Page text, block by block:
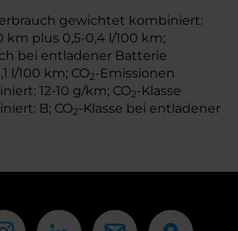
gewichtet kombiniert:
km plus 0,5-0,4 l/100 km;
bei entladener Batterie
l/100 km; CO2-Emissionen
12-10 g/km; CO2-Klasse
B; CO2-Klasse bei entladener